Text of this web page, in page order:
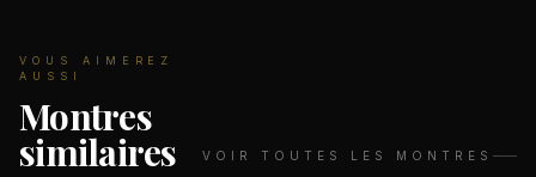
VOUS AIMEREZ
AUSSI
Montres
similaires VOIR TOUTES LES MONTRES